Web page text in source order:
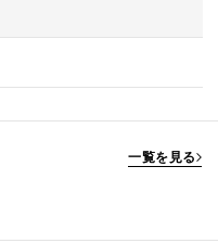
一覧を見る